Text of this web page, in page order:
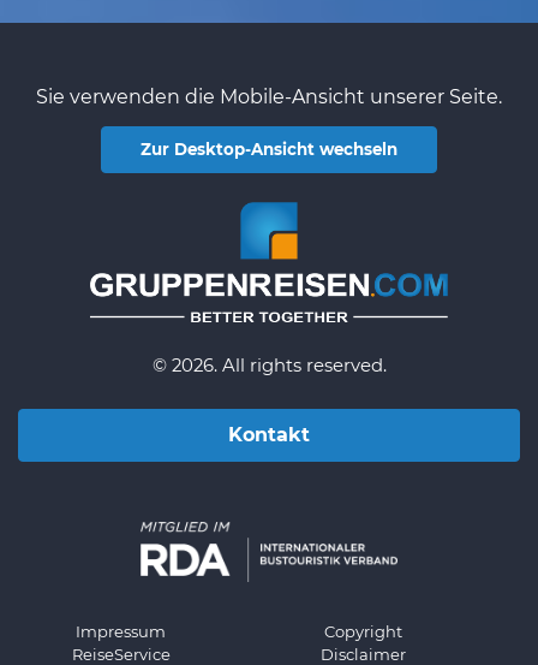
Sie verwenden die Mobile-Ansicht unserer Seite.
Zur Desktop-Ansicht wechseln
© 2026. All rights reserved.
Kontakt
Impressum
ReiseService
Copyright
Disclaimer